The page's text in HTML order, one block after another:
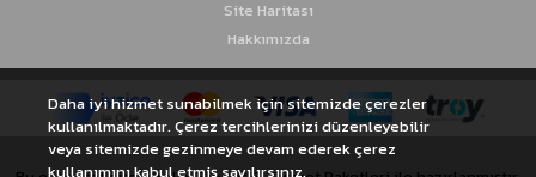
Site Haritası
Hakkımızda
Daha iyi hizmet sunabilmek için sitemizde çerezler
kullanılmaktadır. Çerez tercihlerinizi düzenleyebilir
veya sitemizde gezinmeye devam ederek çerez
kullanımını kabul etmiş sayılırsınız.